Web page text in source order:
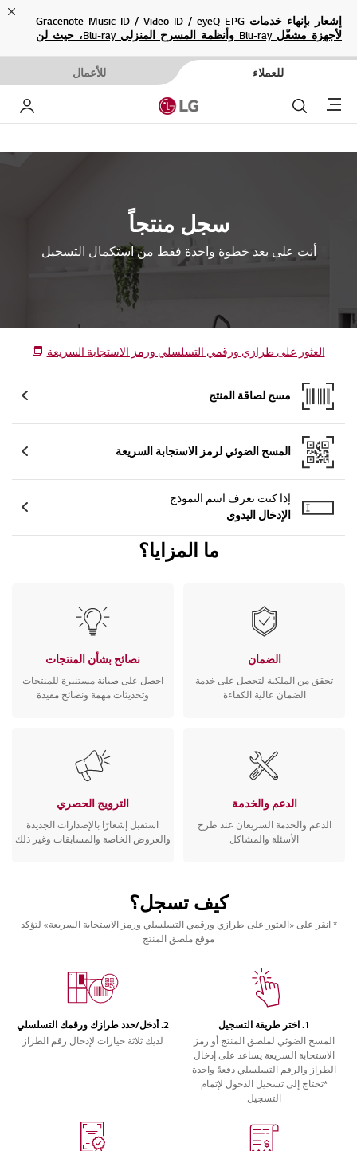
إشعار بإنهاء خدمات Gracenote Music ID / Video ID / eyeQ EPG
لأجهزة مشغّل Blu-ray وأنظمة المسرح المنزلي Blu-ray، حيث لن
للعملاء للأعمال
Menu بحث
سجل منتجاً
أنت على بعد خطوة واحدة فقط من استكمال التسجيل
العثور على طرازي ورقمي التسلسلي ورمز الاستجابة السريعة
مسح لصاقة المنتج
المسح الضوئي لرمز الاستجابة السريعة
إذا كنت تعرف اسم النموذج
الإدخال اليدوي
ما المزايا؟
الضمان
تحقق من الملكية لتحصل على خدمة
الضمان عالية الكفاءة
نصائح بشأن المنتجات
احصل على صيانة مستنيرة للمنتجات
وتحديثات مهمة ونصائح مفيدة
الدعم والخدمة
الدعم والخدمة السريعان عند طرح
الأسئلة والمشاكل
الترويج الحصري
استقبل إشعارًا بالإصدارات الجديدة
والعروض الخاصة والمسابقات وغير ذلك
كيف تسجل؟
* انقر على «العثور على طرازي ورقمي التسلسلي ورمز الاستجابة السريعة» لتؤكد
موقع ملصق المنتج
1. اختر طريقة التسجيل
المسح الضوئي لملصق المنتج أو رمز
الاستجابة السريعة يساعد على إدخال
الطراز والرقم التسلسلي دفعةً واحدة
*تحتاج إلى تسجيل الدخول لإتمام
التسجيل
2. أدخل/حدد طرازك ورقمك التسلسلي
لديك ثلاثة خيارات لإدخال رقم الطراز